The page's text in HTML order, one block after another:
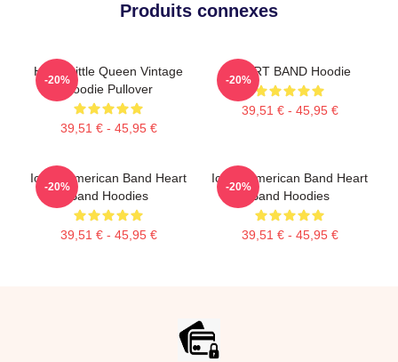
Produits connexes
Heart Little Queen Vintage
Hoodie Pullover
39,51 € - 45,95 €
-20%
HEART BAND Hoodie
39,51 € - 45,95 €
-20%
Iconic American Band Heart
Band Hoodies
39,51 € - 45,95 €
-20%
Iconic American Band Heart
Band Hoodies
39,51 € - 45,95 €
-20%